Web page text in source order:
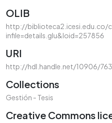
OLIB
http://biblioteca2.icesi.edu.co/
infile=details.glu&loid=257856
URI
http://hdl.handle.net/10906/
Collections
Gestión - Tesis
Creative Commons